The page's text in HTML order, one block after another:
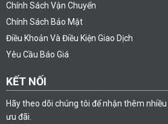
Chính Sách Vận Chuyển
Chính Sách Bảo Mật
Điều Khoản Và Điều Kiện Giao Dịch
Yêu Cầu Báo Giá
KẾT NỐI
Hãy theo dõi chúng tôi để nhận thêm
ưu đãi.